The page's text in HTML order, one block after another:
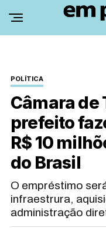
POLÍTICA
Câmara de
prefeito
R$ 10
do Brasil
O empréstimo
infraestrura,
administração